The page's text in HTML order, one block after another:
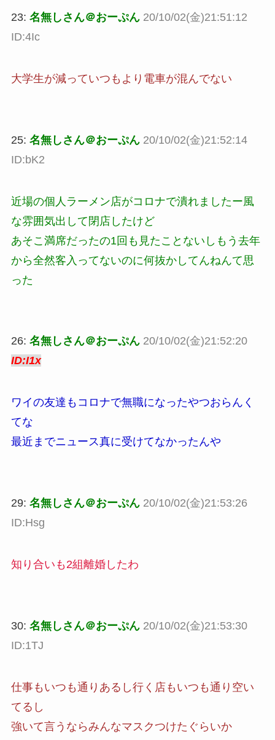
23: 名無しさん＠おーぷん 20/10/02(金)21:51:12
ID:4Ic
大学生が減っていつもより電車が混んでない
25: 名無しさん＠おーぷん 20/10/02(金)21:52:14
ID:bK2
近場の個人ラーメン店がコロナで潰れましたー風
な雰囲気出して閉店したけど
あそこ満席だったの1回も見たことないしもう去年
から全然客入ってないのに何抜かしてんねんて思
った
26: 名無しさん＠おーぷん 20/10/02(金)21:52:20
ID:I1x
ワイの友達もコロナで無職になったやつおらんく
てな
最近までニュース真に受けてなかったんや
29: 名無しさん＠おーぷん 20/10/02(金)21:53:26
ID:Hsg
知り合いも2組離婚したわ
30: 名無しさん＠おーぷん 20/10/02(金)21:53:30
ID:1TJ
仕事もいつも通りあるし行く店もいつも通り空い
てるし
強いて言うならみんなマスクつけたぐらいか